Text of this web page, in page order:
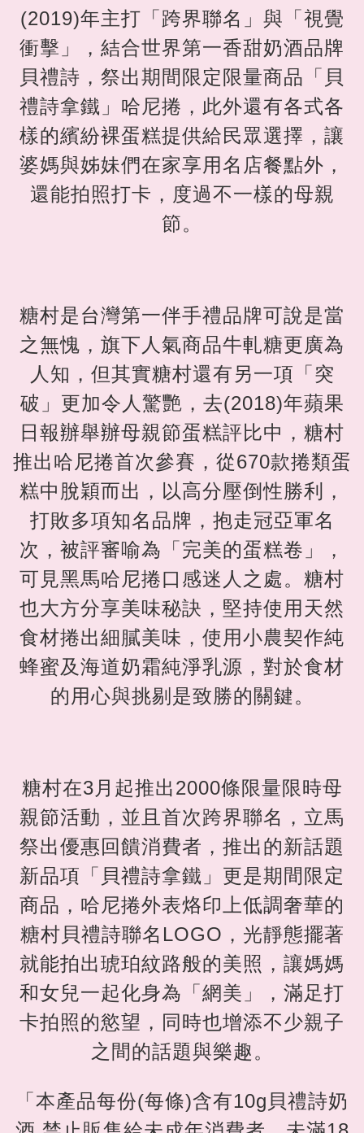
(2019)年主打「跨界聯名」與「視覺
衝擊」，結合世界第一香甜奶酒品牌
貝禮詩，祭出期間限定限量商品「貝
禮詩拿鐵」哈尼捲，此外還有各式各
樣的繽紛裸蛋糕提供給民眾選擇，讓
婆媽與姊妹們在家享用名店餐點外，
還能拍照打卡，度過不一樣的母親
節。
糖村是台灣第一伴手禮品牌可說是當
之無愧，旗下人氣商品牛軋糖更廣為
人知，但其實糖村還有另一項「突
破」更加令人驚艷，去(2018)年蘋果
日報辦舉辦母親節蛋糕評比中，糖村
推出哈尼捲首次參賽，從670款捲類蛋
糕中脫穎而出，以高分壓倒性勝利，
打敗多項知名品牌，抱走冠亞軍名
次，被評審喻為「完美的蛋糕卷」，
可見黑馬哈尼捲口感迷人之處。糖村
也大方分享美味秘訣，堅持使用天然
食材捲出細膩美味，使用小農契作純
蜂蜜及海道奶霜純淨乳源，對於食材
的用心與挑剔是致勝的關鍵。
糖村在3月起推出2000條限量限時母
親節活動，並且首次跨界聯名，立馬
祭出優惠回饋消費者，推出的新話題
新品項「貝禮詩拿鐵」更是期間限定
商品，哈尼捲外表烙印上低調奢華的
糖村貝禮詩聯名LOGO，光靜態擺著
就能拍出琥珀紋路般的美照，讓媽媽
和女兒一起化身為「網美」，滿足打
卡拍照的慾望，同時也增添不少親子
之間的話題與樂趣。
「本產品每份(每條)含有10g貝禮詩奶